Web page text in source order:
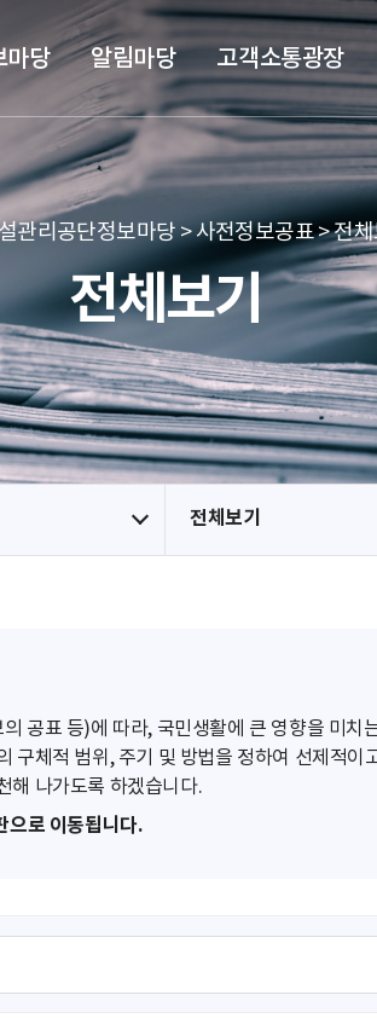
본문 바로가기
메뉴 바로가기
마당 알림마당 고객소통광장
관리공단정보마당 > 사전정보공표 > 전체
전체보기
전체보기
공표 등)에 따라, 국민생활에 큰 영향을 미
구체적 범위, 주기 및 방법을 정하여 선제적
해 나가도록 하겠습니다.
으로 이동됩니다.